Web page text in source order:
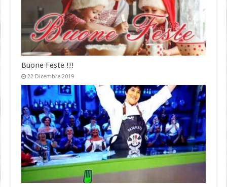
Buone Feste !!!
22 Dicembre 2019